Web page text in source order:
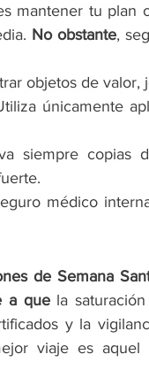
mantener tu plan
No obstante,
objetos de
únicamente
siempre copias
médico
de Semana
a que la saturación
y la
viaje es aquel